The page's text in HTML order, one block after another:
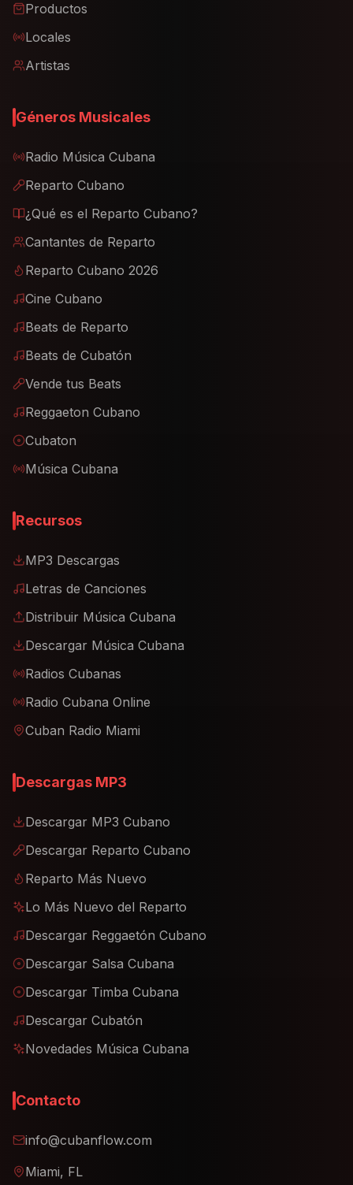
Productos
Locales
Artistas
Géneros Musicales
Radio Música Cubana
Reparto Cubano
¿Qué es el Reparto Cubano?
Cantantes de Reparto
Reparto Cubano 2026
Cine Cubano
Beats de Reparto
Beats de Cubatón
Vende tus Beats
Reggaeton Cubano
Cubaton
Música Cubana
Recursos
MP3 Descargas
Letras de Canciones
Distribuir Música Cubana
Descargar Música Cubana
Radios Cubanas
Radio Cubana Online
Cuban Radio Miami
Descargas MP3
Descargar MP3 Cubano
Descargar Reparto Cubano
Reparto Más Nuevo
Lo Más Nuevo del Reparto
Descargar Reggaetón Cubano
Descargar Salsa Cubana
Descargar Timba Cubana
Descargar Cubatón
Novedades Música Cubana
Contacto
info@cubanflow.com
Miami, FL